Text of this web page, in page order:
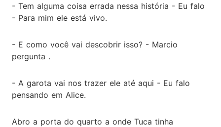
- Tem alguma coisa errada nessa história - Eu falo
- Para mim ele está vivo.
- E como você vai descobrir isso? - Marcio
pergunta .
- A garota vai nos trazer ele até aqui - Eu falo
pensando em Alice.
Abro a porta do quarto a onde Tuca tinha